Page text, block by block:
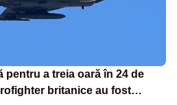
pentru a treia oară în 24 de
britanice au fost